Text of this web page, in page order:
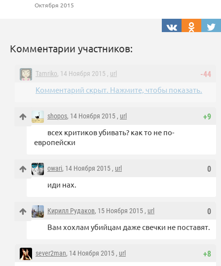
Октября 2015
Комментарии участников:
-44
Tamriko, 14 Ноября 2015 , url
Комментарий скрыт. Нажмите, чтобы показать.
+9
shopos, 14 Ноября 2015 , url
всех критиков убивать? как то не по-
европейски
0
owari, 14 Ноября 2015 , url
иди нах.
0
Кирилл Рудаков, 15 Ноября 2015 , url
Вам хохлам убийцам даже свечки не поставят.
+8
sever2man, 14 Ноября 2015 , url